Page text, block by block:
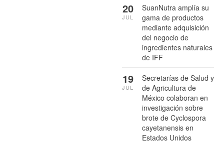
SuanNutra amplía su
gama de productos
mediante adquisición
del negocio de
ingredientes naturales
de IFF
20
JUL
Secretarías de Salud y
de Agricultura de
México colaboran en
investigación sobre
brote de Cyclospora
cayetanensis en
Estados Unidos
19
JUL